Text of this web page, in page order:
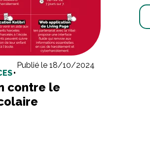
•
Publié le 18/10/2024
contre le